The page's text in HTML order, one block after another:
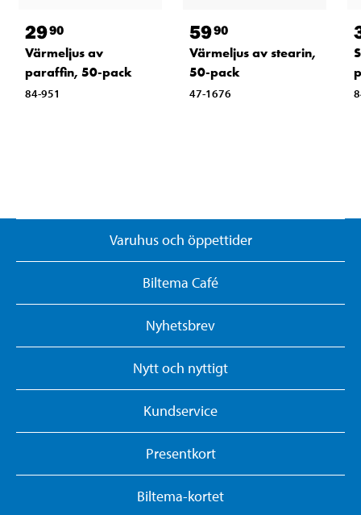
2990
Värmeljus av
paraffin, 50-pack
84-951
5990
Värmeljus av stearin,
50-pack
47-1676
Varuhus och öppettider
Biltema Café
Nyhetsbrev
Nytt och nyttigt
Kundservice
Presentkort
Biltema-kortet